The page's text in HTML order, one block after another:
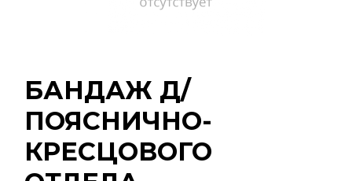
БАНДАЖ Д/
ПОЯСНИЧНО-
КРЕСЦОВОГО